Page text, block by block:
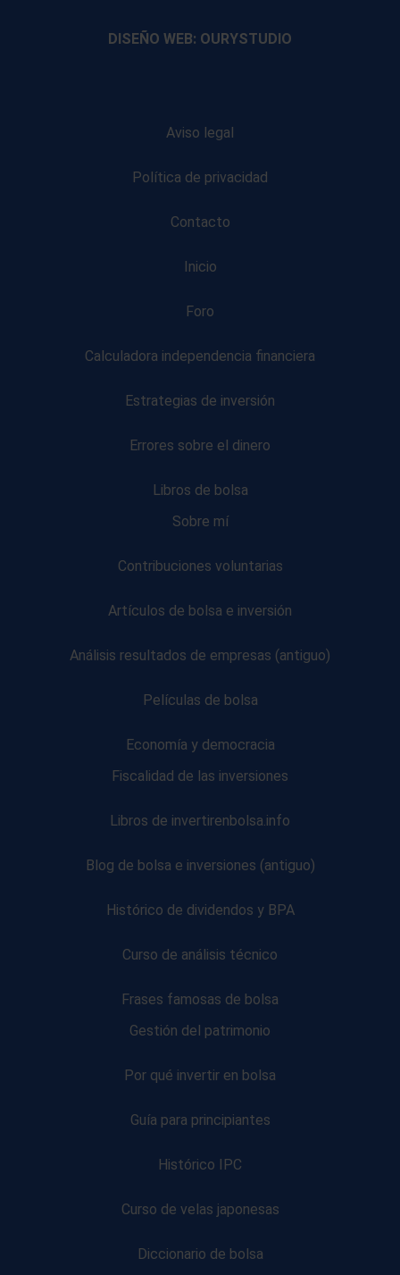
DISEÑO WEB: OURYSTUDIO
Aviso legal
Política de privacidad
Contacto
Inicio
Foro
Calculadora independencia financiera
Estrategias de inversión
Errores sobre el dinero
Libros de bolsa
Sobre mí
Contribuciones voluntarias
Artículos de bolsa e inversión
Análisis resultados de empresas (antiguo)
Películas de bolsa
Economía y democracia
Fiscalidad de las inversiones
Libros de invertirenbolsa.info
Blog de bolsa e inversiones (antiguo)
Histórico de dividendos y BPA
Curso de análisis técnico
Frases famosas de bolsa
Gestión del patrimonio
Por qué invertir en bolsa
Guía para principiantes
Histórico IPC
Curso de velas japonesas
Diccionario de bolsa